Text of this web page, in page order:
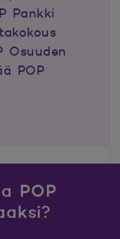
Pankki
Osuuden
POP
POP